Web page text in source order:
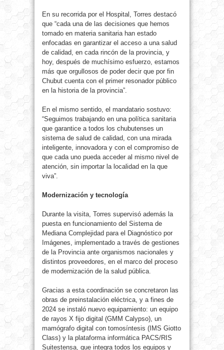
En su recorrida por el Hospital, Torres destacó
que “cada una de las decisiones que hemos
tomado en materia sanitaria han estado
enfocadas en garantizar el acceso a una salud
de calidad, en cada rincón de la provincia, y
hoy, después de muchísimo esfuerzo, estamos
más que orgullosos de poder decir que por fin
Chubut cuenta con el primer resonador público
en la historia de la provincia”.
En el mismo sentido, el mandatario sostuvo:
“Seguimos trabajando en una política sanitaria
que garantice a todos los chubutenses un
sistema de salud de calidad, con una mirada
inteligente, innovadora y con el compromiso de
que cada uno pueda acceder al mismo nivel de
atención, sin importar la localidad en la que
viva”.
Modernización y tecnología
Durante la visita, Torres supervisó además la
puesta en funcionamiento del Sistema de
Mediana Complejidad para el Diagnóstico por
Imágenes, implementado a través de gestiones
de la Provincia ante organismos nacionales y
distintos proveedores, en el marco del proceso
de modernización de la salud pública.
Gracias a esta coordinación se concretaron las
obras de preinstalación eléctrica, y a fines de
2024 se instaló nuevo equipamiento: un equipo
de rayos X fijo digital (GMM Calypso), un
mamógrafo digital con tomosíntesis (IMS Giotto
Class) y la plataforma informática PACS/RIS
Suitestensa, que integra todos los equipos y